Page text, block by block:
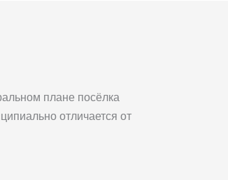
плане посёлка
отличается от